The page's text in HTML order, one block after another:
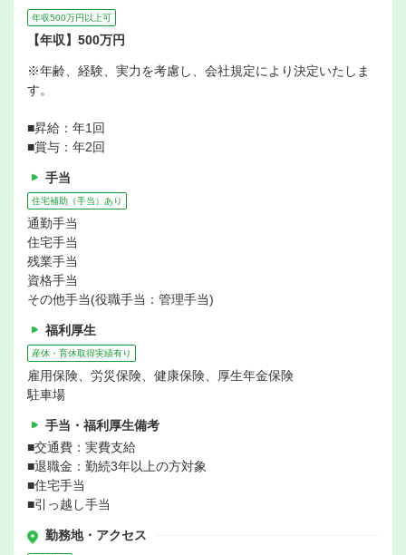
年収500万円以上可
【年収】500万円
※年齢、経験、実力を考慮し、会社規定により決定いたしま
す。
■昇給：年1回
■賞与：年2回
手当
住宅補助（手当）あり
通勤手当
住宅手当
残業手当
資格手当
その他手当(役職手当：管理手当)
福利厚生
産休・育休取得実績有り
雇用保険、労災保険、健康保険、厚生年金保険
駐車場
手当・福利厚生備考
■交通費：実費支給
■退職金：勤続3年以上の方対象
■住宅手当
■引っ越し手当
勤務地・アクセス